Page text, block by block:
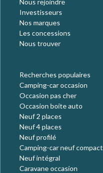
Investisseurs
Nos marques
Les concessions
Nous trouver
Recherches populaires
Camping-car occasion
Occasion pas cher
Occasion boite auto
Neuf 2 places
Neuf 4 places
Neuf profilé
Camping-car neuf compact
Neuf intégral
Caravane occasion